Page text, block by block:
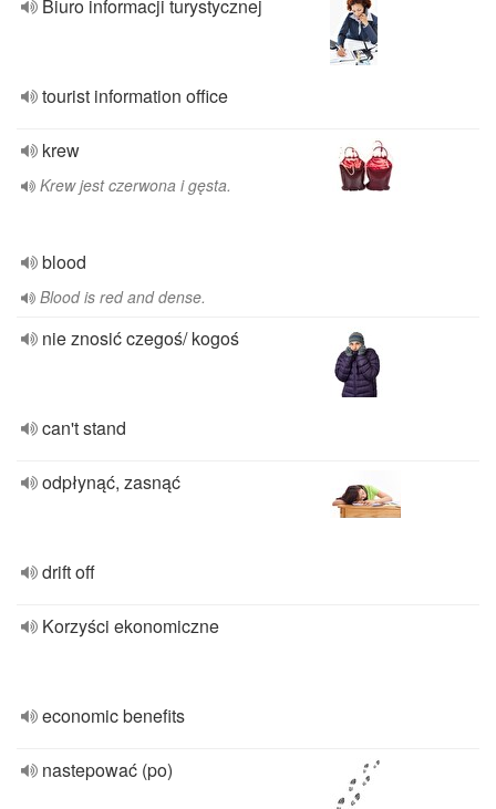
Biuro informacji turystycznej
tourist information office
krew
Krew jest czerwona i gęsta.
blood
Blood is red and dense.
nie znosić czegoś/ kogoś
can't stand
odpłynąć, zasnąć
drift off
Korzyści ekonomiczne
economic benefits
nastepować (po)